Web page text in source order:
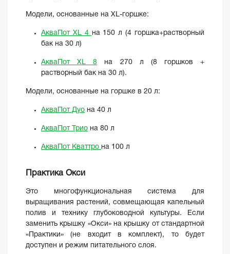
Модели, основанные на XL-горшке:
АкваПот XL 4 на 150 л (4 горшка+растворный
бак на 30 л)
АкваПот XL 8 на 270 л (8 горшков +
растворный бак на 30 л).
Модели, основанные на горшке в 20 л:
АкваПот Дуо на 40 л
АкваПот Трио на 80 л
АкваПот Кваттро на 100 л
Практика Окси
Это многофункциональная система для
выращивания растений, совмещающая капельный
полив и технику глубоководной культуры. Если
заменить крышку «Окси» на крышку от стандартной
«Практики» (не входит в комплект), то будет
доступен и режим питательного слоя.